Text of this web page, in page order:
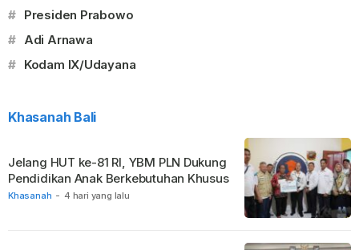
# Presiden Prabowo
# Adi Arnawa
# Kodam IX/Udayana
Khasanah Bali
Khasanah - 4 hari yang lalu
Jelang HUT ke-81 RI, YBM PLN Dukung
Pendidikan Anak Berkebutuhan Khusus